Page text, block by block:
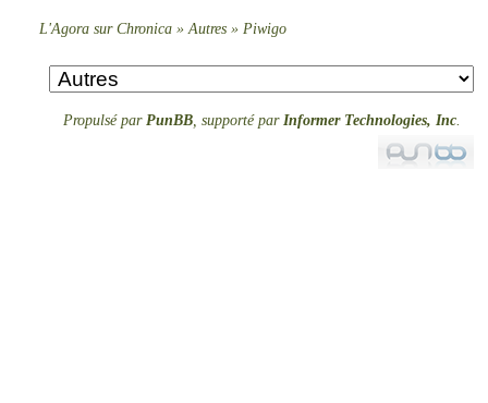
L'Agora sur Chronica »Autres »Piwigo
Propulsé par PunBB, supporté par Informer Technologies, Inc.